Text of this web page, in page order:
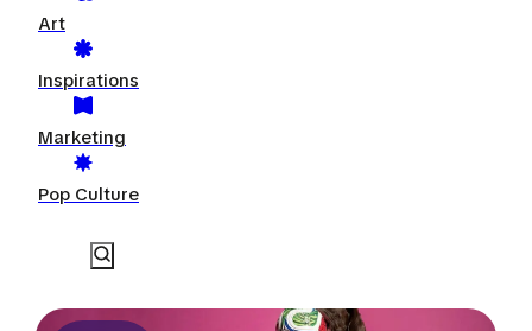
Art
Inspirations
Marketing
Pop Culture